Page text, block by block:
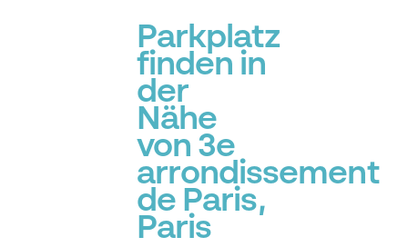
P
Parkplatz
finden in
der
Nähe
von 3e
arrondissement
de Paris,
Paris